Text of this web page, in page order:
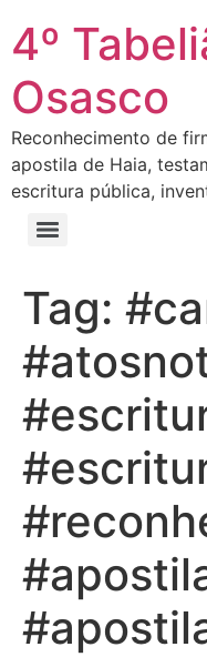
4º
Osasco
Reconhecimento de
apostila de Haia,
escritura pública,
Tag: